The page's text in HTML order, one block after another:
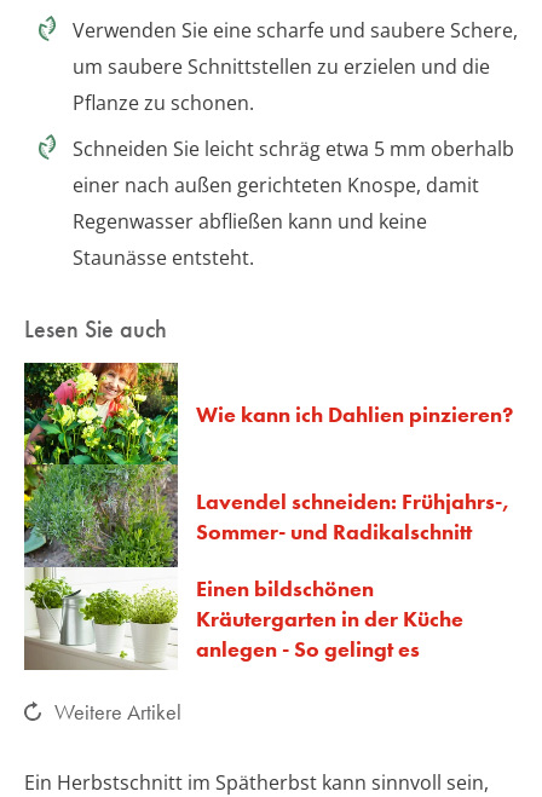
Verwenden Sie eine scharfe und saubere Schere,
um saubere Schnittstellen zu erzielen und die
Pflanze zu schonen.
Schneiden Sie leicht schräg etwa 5 mm oberhalb
einer nach außen gerichteten Knospe, damit
Regenwasser abfließen kann und keine
Staunässe entsteht.
Lesen Sie auch
Wie kann ich Dahlien pinzieren?
Lavendel schneiden: Frühjahrs-,
Sommer- und Radikalschnitt
Einen bildschönen
Kräutergarten in der Küche
anlegen - So gelingt es
Weitere Artikel
Ein Herbstschnitt im Spätherbst kann sinnvoll sein,